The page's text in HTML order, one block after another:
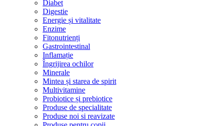
Diabet
Digestie
Energie și vitalitate
Enzime
Fitonutrienți
Gastrointestinal
Inflamație
Îngrijirea ochilor
Minerale
Mintea și starea de spirit
Multivitamine
Probiotice și prebiotice
Produse de specialitate
Produse noi si reavizate